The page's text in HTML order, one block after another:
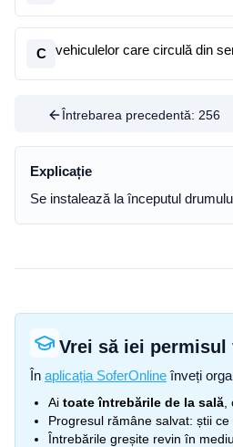
C vehiculelor care circulă din
Întrebarea precedentă: 256
Explicație
Se instalează la începutul
Vrei să iei permisul
În aplicația SoferOnline înveți
Ai toate întrebările de la sală
Progresul rămâne salvat: știi
Întrebările greșite revin în